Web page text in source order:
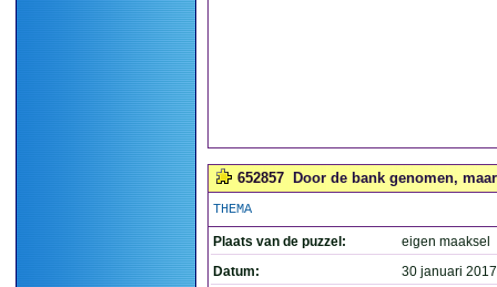
652857 Door de bank genomen,
THEMA
Plaats van de puzzel:
eigen maaksel
Datum:
30 januari